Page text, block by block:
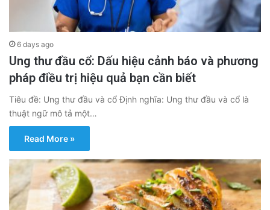
6 days ago
Ung thư đầu cổ: Dấu hiệu cảnh báo và phương
pháp điều trị hiệu quả bạn cần biết
Tiêu đề: Ung thư đầu và cổ Định nghĩa: Ung thư đầu và cổ là
thuật ngữ mô tả một…
Read More »